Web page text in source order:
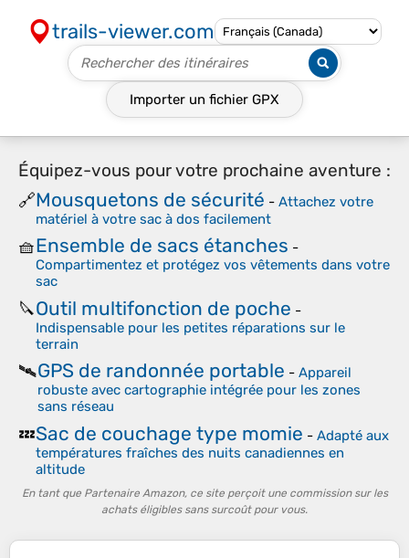
trails-viewer.com
Importer un fichier GPX
Équipez-vous pour votre prochaine aventure :
🔗Mousquetons de sécurité - Attachez votre
matériel à votre sac à dos facilement
🧺Ensemble de sacs étanches -
Compartimentez et protégez vos vêtements dans votre
sac
🔪Outil multifonction de poche -
Indispensable pour les petites réparations sur le
terrain
🛰️GPS de randonnée portable - Appareil
robuste avec cartographie intégrée pour les zones
sans réseau
💤Sac de couchage type momie - Adapté aux
températures fraîches des nuits canadiennes en
altitude
En tant que Partenaire Amazon, ce site perçoit une commission sur les
achats éligibles sans surcoût pour vous.